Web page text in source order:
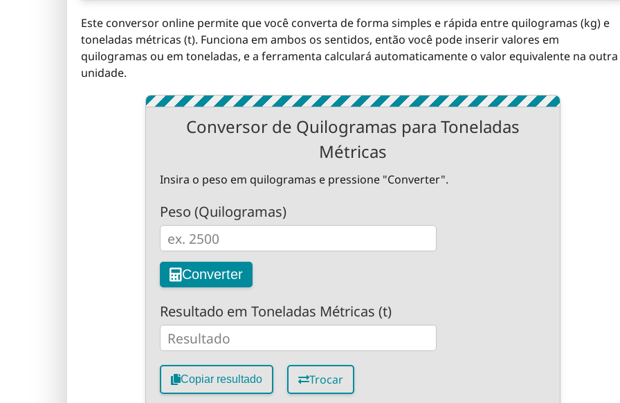
Este conversor online permite que você converta de forma simples e rápida entre quilogramas (kg) e
toneladas métricas (t). Funciona em ambos os sentidos, então você pode inserir valores em
quilogramas ou em toneladas, e a ferramenta calculará automaticamente o valor equivalente na outra
unidade.
Conversor de Quilogramas para Toneladas
Métricas
Insira o peso em quilogramas e pressione "Converter".
Peso (Quilogramas)
Converter
Resultado em Toneladas Métricas (t)
Copiar resultado Trocar